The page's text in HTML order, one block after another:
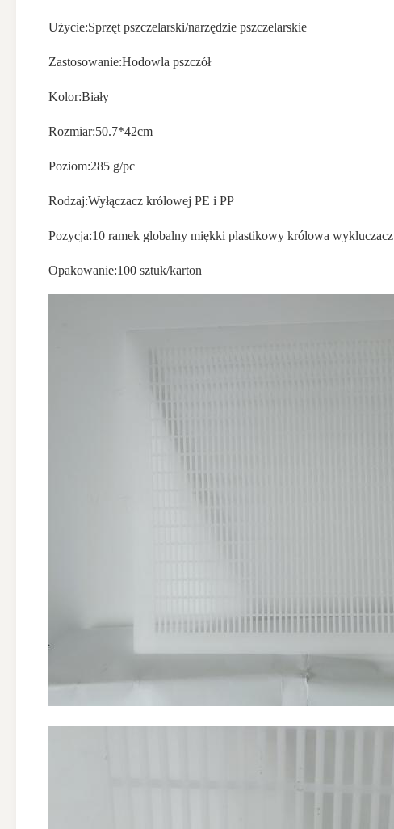
Użycie:Sprzęt pszczelarski/narzędzie pszczelarskie
Zastosowanie:Hodowla pszczół
Kolor:Biały
Rozmiar:50.7*42cm
Poziom:285 g/pc
Rodzaj:Wyłączacz królowej PE i PP
Pozycja:10 ramek globalny miękki plastikowy królowa wykluczacz
Opakowanie:100 sztuk/karton